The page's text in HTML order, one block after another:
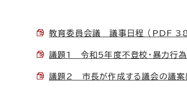
教育委員会議 議事日程 （PDF
議題1 令和5年度不登校・暴力行為
議題2 市長が作成する議会の議案